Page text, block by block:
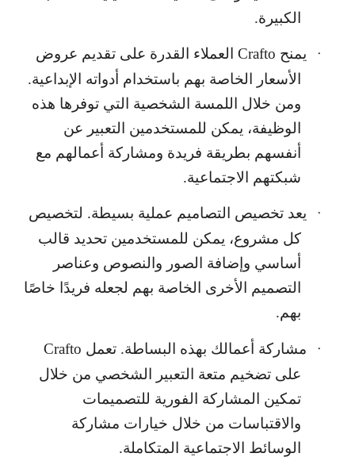
الكبيرة.
· يمنح Crafto العملاء القدرة على تقديم عروض
الأسعار الخاصة بهم باستخدام أدواته الإبداعية.
ومن خلال اللمسة الشخصية التي توفرها هذه
الوظيفة، يمكن للمستخدمين التعبير عن
أنفسهم بطريقة فريدة ومشاركة أعمالهم مع
شبكتهم الاجتماعية.
·
يعد تخصيص التصاميم عملية بسيطة. لتخصيص
كل مشروع، يمكن للمستخدمين تحديد قالب
أساسي وإضافة الصور والنصوص وعناصر
التصميم الأخرى الخاصة بهم لجعله فريدًا خاصًا
بهم.
· مشاركة أعمالك بهذه البساطة. تعمل Crafto
على تضخيم متعة التعبير الشخصي من خلال
تمكين المشاركة الفورية للتصميمات
والاقتباسات من خلال خيارات مشاركة
الوسائط الاجتماعية المتكاملة.